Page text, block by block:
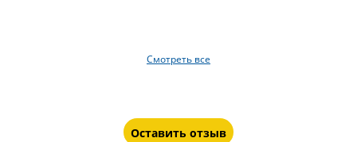
Смотреть все
Оставить отзыв